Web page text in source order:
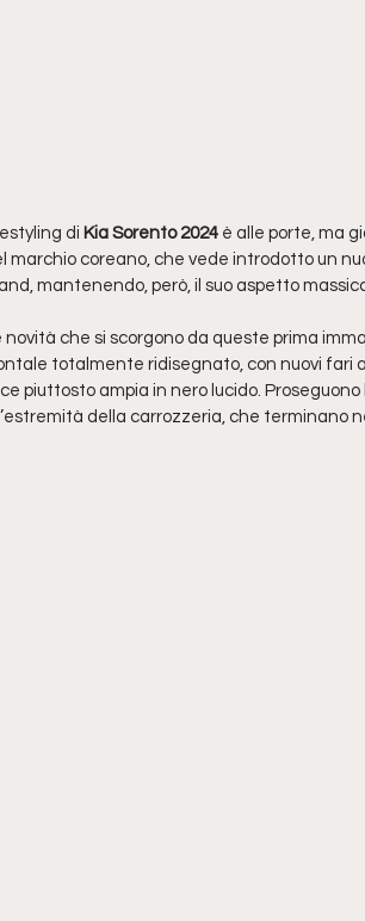
restyling di Kia Sorento 2024 è alle porte, ma
marchio coreano, che vede introdotto un
mantenendo, però, il suo aspetto
novità che si scorgono da queste prima
totalmente ridisegnato, con nuovi fari
piuttosto ampia in nero lucido.
della carrozzeria, che terminano